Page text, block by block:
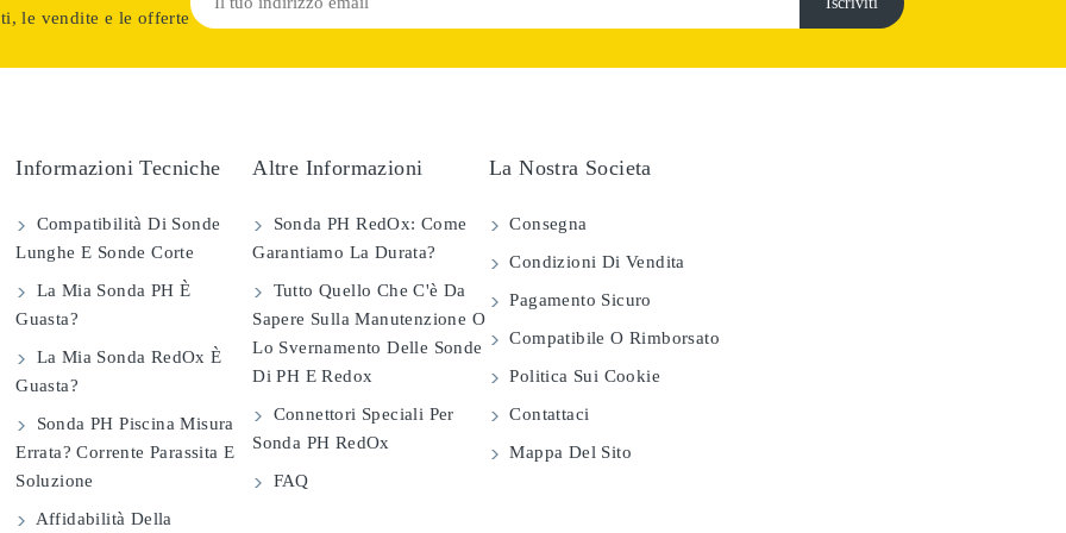
le vendite e le offerte
Informazioni Tecniche
Compatibilità Di Sonde
Lunghe E Sonde Corte
La Mia Sonda PH È
Guasta?
La Mia Sonda RedOx È
Guasta?
Sonda PH Piscina Misura
Errata? Corrente Parassita E
Soluzione
Affidabilità Della
Altre Informazioni
Sonda PH RedOx: Come
Garantiamo La Durata?
Tutto Quello Che C'è Da
Sapere Sulla Manutenzione O
Lo Svernamento Delle Sonde
Di PH E Redox
Connettori Speciali Per
Sonda PH RedOx
FAQ
La Nostra Societa
Consegna
Condizioni Di Vendita
Pagamento Sicuro
Compatibile O Rimborsato
Politica Sui Cookie
Contattaci
Mappa Del Sito